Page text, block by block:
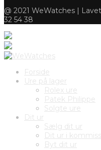
@ 2021 WeWatches |
32 54 38
Forside
Ure på lager
Rolex ure
Patek Philippe
Solgte ure
Dit ur
Sælg dit ur
Dit ur i
Byt dit ur